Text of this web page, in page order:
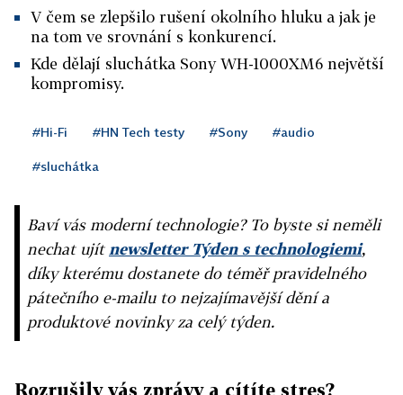
V čem se zlepšilo rušení okolního hluku a jak je
na tom ve srovnání s konkurencí.
Kde dělají sluchátka Sony WH-1000XM6 největší
kompromisy.
#Hi-Fi #HN Tech testy #Sony #audio
#sluchátka
Baví vás moderní technologie? To byste si neměli
nechat ujít newsletter Týden s technologiemi,
díky kterému dostanete do téměř pravidelného
pátečního e-mailu to nejzajímavější dění a
produktové novinky za celý týden.
Rozrušily vás zprávy a cítíte stres?